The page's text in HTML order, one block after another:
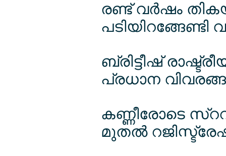
രണ്ട് വര്‍ഷം
പടിയിറങ്ങേണ്ടി
ബ്രിട്ടീഷ്
പ്രധാന
കണ്ണീരോടെ
മുതല്‍